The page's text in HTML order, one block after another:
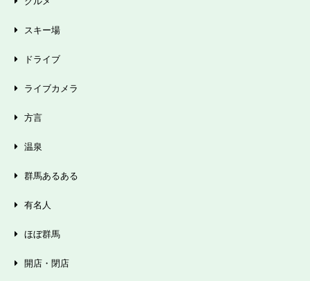
スキー場
ドライブ
ライブカメラ
方言
温泉
群馬あるある
有名人
ほぼ群馬
開店・閉店